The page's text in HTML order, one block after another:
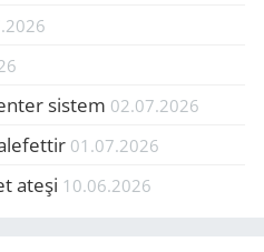
sistem 02.07.2026
01.07.2026
ateşi 10.06.2026